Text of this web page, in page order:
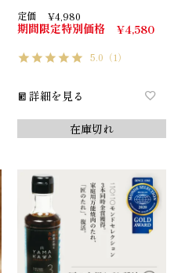
定価 ¥4,980
期間限定特別価格 ¥4,580
5.0 （1）
詳細を見る
在庫切れ